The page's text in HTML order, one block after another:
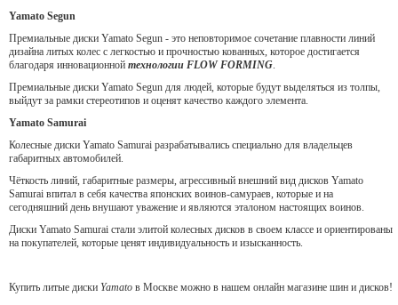
Yamato Segun
Премиальные диски Yamato Segun - это неповторимое сочетание плавности линий
дизайна литых колес с легкостью и прочностью кованных, которое достигается
благодаря инновационной технологии FLOW FORMING.
Премиальные диски Yamato Segun для людей, которые будут выделяться из толпы,
выйдут за рамки стереотипов и оценят качество каждого элемента.
Yamato Samurai
Колесные диски Yamato Samurai разрабатывались специально для владельцев
габаритных автомобилей.
Чёткость линий, габаритные размеры, агрессивный внешний вид дисков Yamato
Samurai впитал в себя качества японских воинов-самураев, которые и на
сегодняшний день внушают уважение и являются эталоном настоящих воинов.
Диски Yamato Samurai стали элитой колесных дисков в своем классе и ориентированы
на покупателей, которые ценят индивидуальность и изысканность.
Купить литые диски Yamato в Москве можно в нашем онлайн магазине шин и дисков!